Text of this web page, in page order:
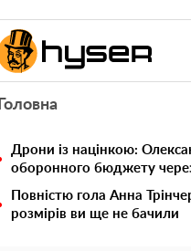
Головна
Дрони із націнкою:
оборонного бюджету
Повністю гола Анна
розмірів ви ще не бачили